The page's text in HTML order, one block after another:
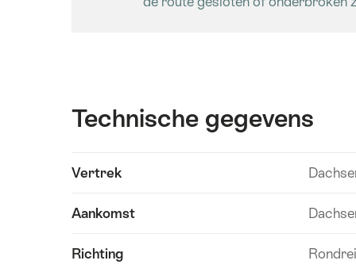
Technische gegevens
Technische
weergeven
Vertrek
Aankomst
Richting